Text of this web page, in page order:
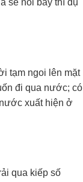
sẽ nói bảy thí dụ
tạm ngoi lên mặt
đi qua nước; có
xuất hiện ở
qua kiếp số